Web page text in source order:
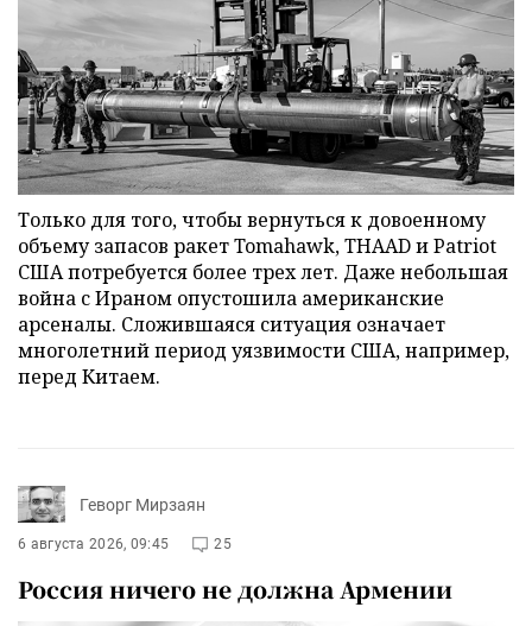
Только для того, чтобы вернуться к довоенному
объему запасов ракет Tomahawk, THAAD и Patriot
США потребуется более трех лет. Даже небольшая
война с Ираном опустошила американские
арсеналы. Сложившаяся ситуация означает
многолетний период уязвимости США, например,
перед Китаем.
Геворг Мирзаян
6 августа 2026, 09:45 25
Россия ничего не должна Армении